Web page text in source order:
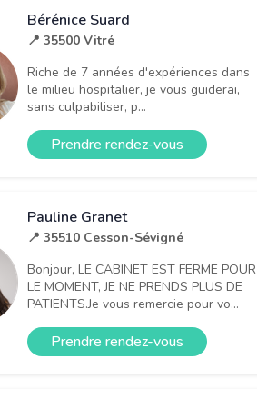
Bérénice Suard
📍 35500 Vitré
Riche de 7 années d'expériences dans
le milieu hospitalier, je vous guiderai,
sans culpabiliser, p...
Prendre rendez-vous
Pauline Granet
📍 35510 Cesson-Sévigné
Bonjour, LE CABINET EST FERME POUR
LE MOMENT, JE NE PRENDS PLUS DE
PATIENTS.Je vous remercie pour vo...
Prendre rendez-vous